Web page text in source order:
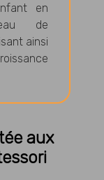
en
de
ainsi
aux